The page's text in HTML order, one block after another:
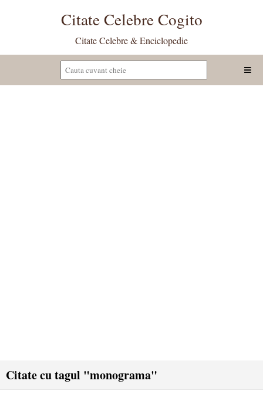
Citate Celebre Cogito
Citate Celebre & Enciclopedie
Citate cu tagul "monograma"